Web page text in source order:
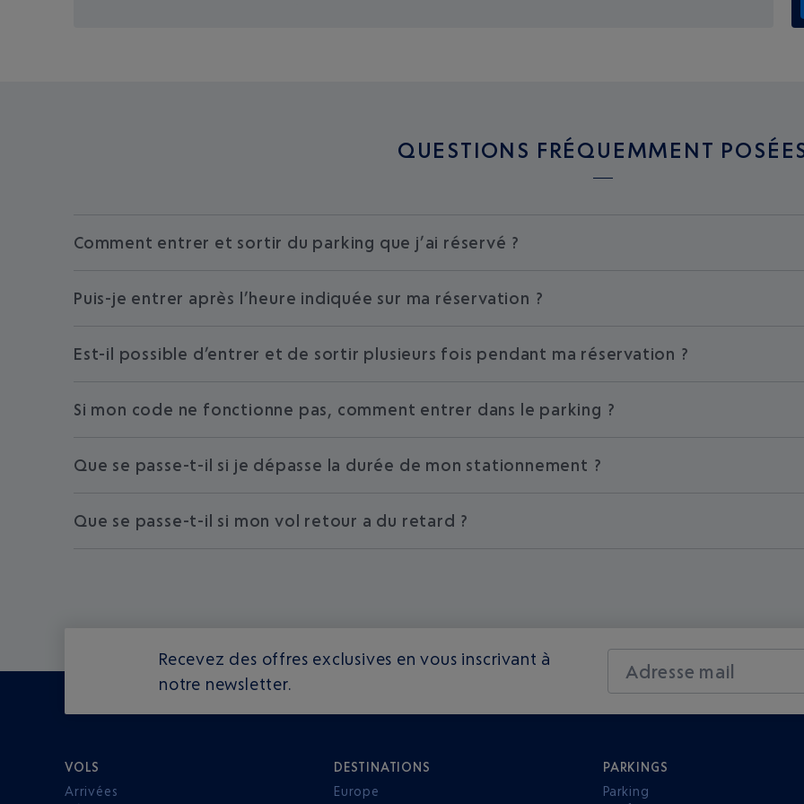
QUESTIONS FRÉQUEMMENT
Comment entrer et sortir du parking que j’ai réservé ?
Puis-je entrer après l’heure indiquée sur ma réservation ?
Est-il possible d’entrer et de sortir plusieurs fois pendant ma réservation ?
Si mon code ne fonctionne pas, comment entrer dans le parking ?
Que se passe-t-il si je dépasse la durée de mon stationnement ?
Que se passe-t-il si mon vol retour a du retard ?
Recevez des offres exclusives en vous inscrivant à
notre newsletter.
Adresse mail
VOLS
Arrivées
DESTINATIONS
Europe
PARKINGS
Parking